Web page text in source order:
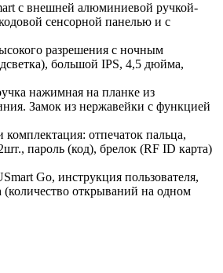
с внешней алюминиевой ручкой-
сенсорной панелью и с
разрешения с ночным
большой IPS, 4,5 дюйма,
нажимная на планке из
Замок из нержавейки с функцией
отпечаток пальца,
пароль (код), брелок (RF ID карта)
Go, инструкция пользователя,
(количество открываний на одном